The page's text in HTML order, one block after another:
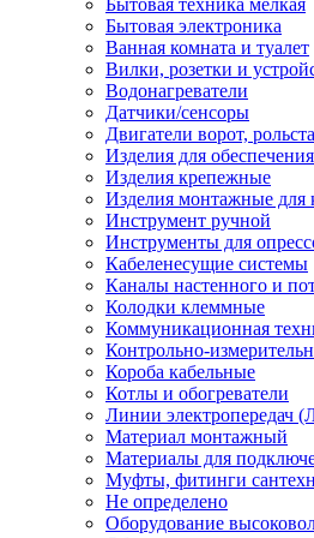
Бытовая техника мелкая
Бытовая электроника
Ванная комната и туалет
Вилки, розетки и
Водонагреватели
Датчики/сенсоры
Двигатели ворот,
Изделия для
Изделия крепежные
Изделия монтажные для
Инструмент ручной
Инструменты для
Кабеленесущие системы
Каналы настенного и
Колодки клеммные
Коммуникационная
Контрольно-
Короба кабельные
Котлы и обогреватели
Линии электропередач
Материал монтажный
Материалы для
Муфты, фитинги
Не определено
Оборудование